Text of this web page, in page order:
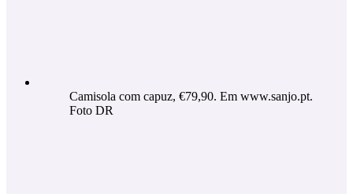
Camisola com capuz, €79,90. Em www.sanjo.pt.
Foto DR